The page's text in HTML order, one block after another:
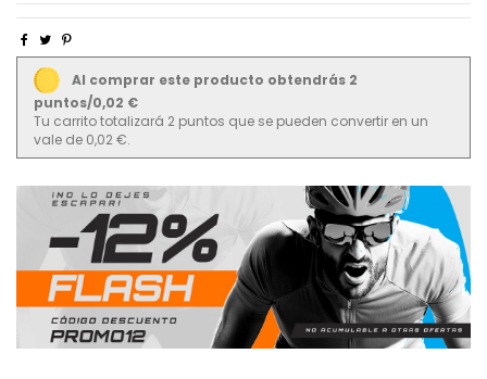
Al comprar este producto obtendrás 2
puntos/0,02 €
Tu carrito totalizará 2 puntos que se pueden convertir en un
vale de 0,02 €.